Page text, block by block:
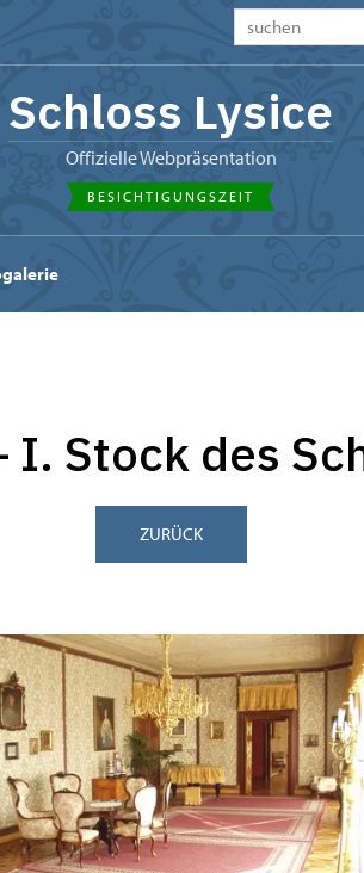
Schloss Lysice
Offizielle Webpräsentation
BESICHTIGUNGSZEIT
I. Stock des
ZURÜCK